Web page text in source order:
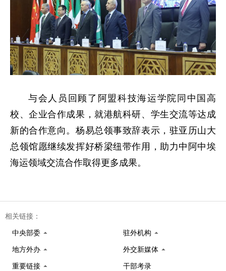
与会人员回顾了阿盟科技海运学院同中国高
校、企业合作成果，就港航科研、学生交流等达成
新的合作意向。杨易总领事致辞表示，驻亚历山大
总领馆愿继续发挥好桥梁纽带作用，助力中阿中埃
海运领域交流合作取得更多成果。
相关链接：
中央部委 驻外机构
地方外办 外交新媒体
重要链接 干部考录